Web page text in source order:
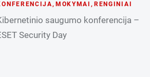
, MOKYMAI , RENGINIAI
saugumo konferencija –
Security Day